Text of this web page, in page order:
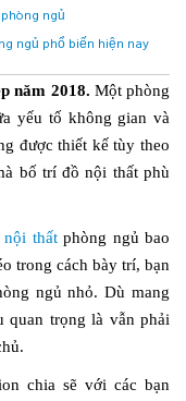
ngủ
ngủ phổ biến hiện nay
năm 2018. Một phòng
yếu tố không gian và
được thiết kế tùy theo
bố trí đồ nội thất phù
nội thấtphòng ngủ bao
trong cách bày trí, bạn
ngủ nhỏ. Dù mang
quan trọng là vẫn phải
chia sẽ với các bạn